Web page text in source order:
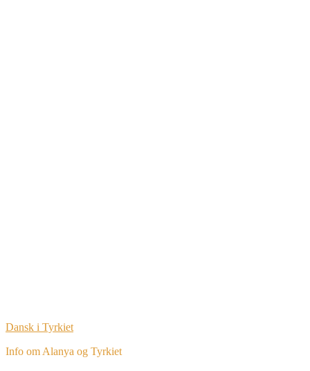
Dansk i Tyrkiet
Info om Alanya og Tyrkiet